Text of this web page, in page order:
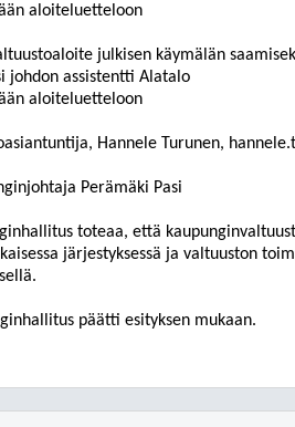
aloiteluetteloon
julkisen käymälän
johdon assistentti Alatalo
aloiteluetteloon
Hannele Turunen,
Perämäki Pasi
toteaa, että
järjestyksessä ja valtuuston
päätti esityksen mukaan.